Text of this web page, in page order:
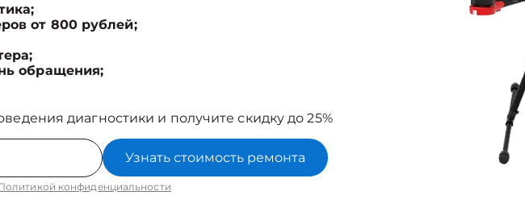
от 800 рублей;
обращения;
диагностики и получите скидку до 25%
Узнать стоимость ремонта
конфиденциальности